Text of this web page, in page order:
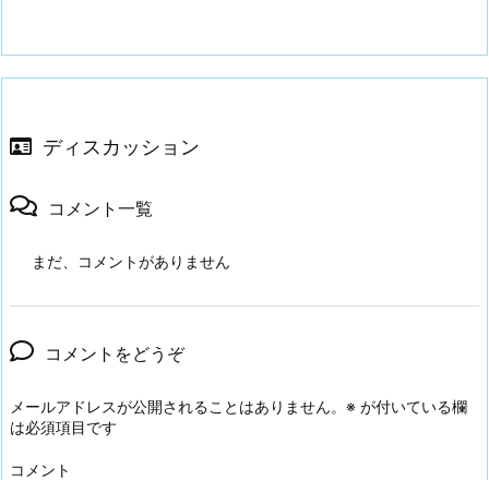
ディスカッション
コメント一覧
まだ、コメントがありません
コメントをどうぞ
メールアドレスが公開されることはありません。 ※ が付いている欄
は必須項目です
コメント